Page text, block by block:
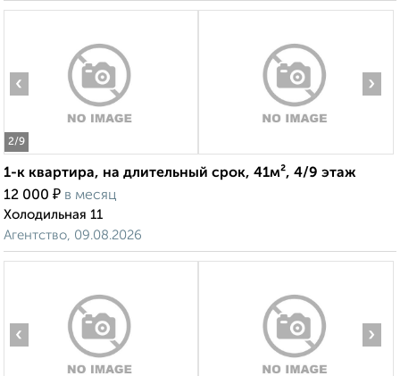
2/9
‹ ›
1-к квартира, на длительный срок, 41м², 4/9 этаж
12 000 ₽ в месяц
Холодильная 11
Агентство, 09.08.2026
‹ ›